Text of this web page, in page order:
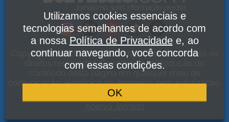
Copyright Jamildo Melo Comunicações Ltda. Todos os
direitos reservados. É proibida a reprodução do
conteúdo desta página em qualquer meio de
comunicação, eletrônico ou impresso, sem autorização.
Política de Privacidade
Utilizamos cookies essenciais e
tecnologias semelhantes de acordo com
a nossa Política de Privacidadee, ao
continuar navegando, você concorda
com essas condições.
OK